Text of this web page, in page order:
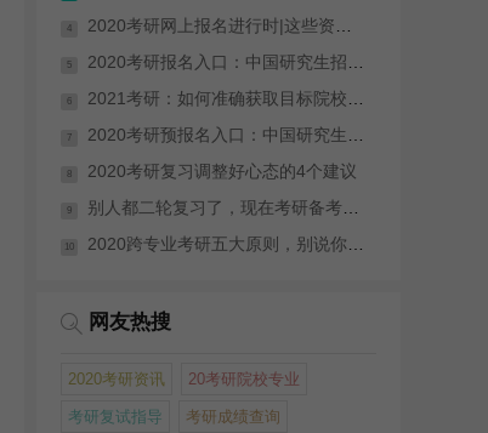
4
5
6
7
8
9
10
2020考研复习调整好心态的4个建议
网友热搜
2020考研资讯 20考研院校专业
考研复试指导 考研成绩查询